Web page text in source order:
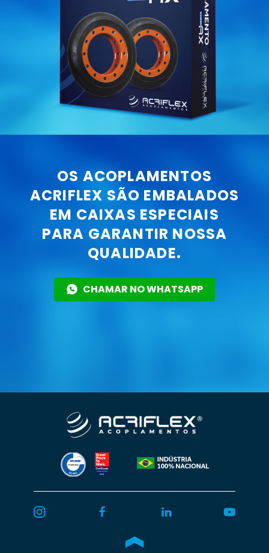
OS ACOPLAMENTOS
ACRIFLEX SÃO EMBALADOS
EM CAIXAS ESPECIAIS
PARA GARANTIR NOSSA
QUALIDADE.
CHAMAR NO WHATSAPP